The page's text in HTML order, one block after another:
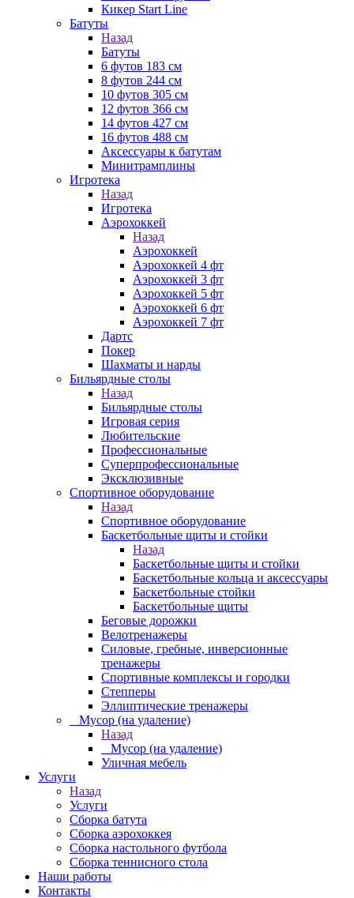
Кикер Start Line
Батуты
Назад
Батуты
6 футов 183 см
8 футов 244 см
10 футов 305 см
12 футов 366 см
14 футов 427 см
16 футов 488 см
Аксессуары к батутам
Минитрамплины
Игротека
Назад
Игротека
Аэрохоккей
Назад
Аэрохоккей
Аэрохоккей 4 фт
Аэрохоккей 3 фт
Аэрохоккей 5 фт
Аэрохоккей 6 фт
Аэрохоккей 7 фт
Дартс
Покер
Шахматы и нарды
Бильярдные столы
Назад
Бильярдные столы
Игровая серия
Любительские
Профессиональные
Суперпрофессиональные
Эксклюзивные
Спортивное оборудование
Назад
Спортивное оборудование
Баскетбольные щиты и стойки
Назад
Баскетбольные щиты и стойки
Баскетбольные кольца и аксессуары
Баскетбольные стойки
Баскетбольные щиты
Беговые дорожки
Велотренажеры
Силовые, гребные, инверсионные
тренажеры
Спортивные комплексы и городки
Степперы
Эллиптические тренажеры
_ Мусор (на удаление)
Назад
_ Мусор (на удаление)
Уличная мебель
Услуги
Назад
Услуги
Сборка батута
Сборка аэрохоккея
Сборка настольного футбола
Сборка теннисного стола
Наши работы
Контакты